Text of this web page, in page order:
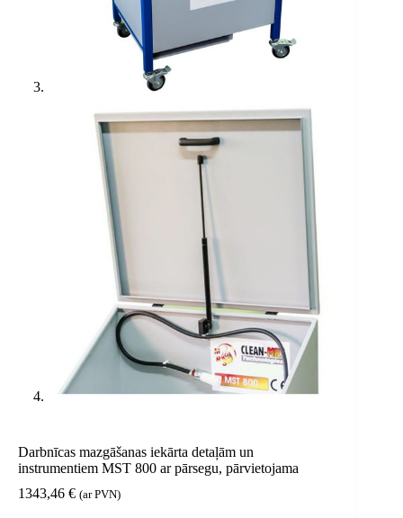
Darbnīcas mazgāšanas iekārta detaļām un
instrumentiem MST 800 ar pārsegu, pārvietojama
1343,46 € (ar PVN)